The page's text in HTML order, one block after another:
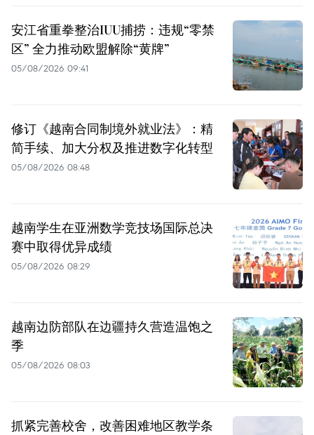
安江省重拳整治IUU捕捞：违规“零禁
区” 全力推动欧盟解除“黄牌”
05/08/2026 09:41
修订《越南合同制境外就业法》：精
简手续、加大分权及推进数字化转型
05/08/2026 08:48
越南学生在亚洲数学竞技场国际总决
赛中取得优异成绩
05/08/2026 08:29
越南边防部队在边疆持久营造温饱之
季
05/08/2026 08:03
抓紧完善校舍，改善困难地区教学条